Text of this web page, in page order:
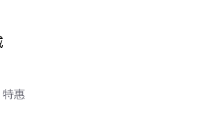
特惠